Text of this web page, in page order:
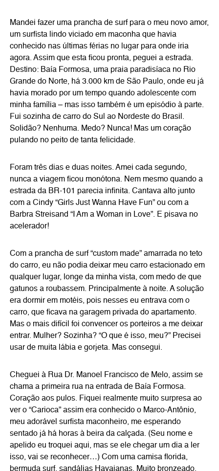
Mandei fazer uma prancha de surf para o meu novo amor,
um surfista lindo viciado em maconha que havia
conhecido nas últimas férias no lugar para onde iria
agora. Assim que esta ficou pronta, peguei a estrada.
Destino: Baía Formosa, uma praia paradisíaca no Rio
Grande do Norte, há 3.000 km de São Paulo, onde eu já
havia morado por um tempo quando adolescente com
minha família – mas isso também é um episódio à parte.
Fui sozinha de carro do Sul ao Nordeste do Brasil.
Solidão? Nenhuma. Medo? Nunca! Mas um coração
pulando no peito de tanta felicidade.
Foram três dias e duas noites. Amei cada segundo,
nunca a viagem ficou monótona. Nem mesmo quando a
estrada da BR-101 parecia infinita. Cantava alto junto
com a Cindy “Girls Just Wanna Have Fun” ou com a
Barbra Streisand “I Am a Woman in Love”. E pisava no
acelerador!
Com a prancha de surf “custom made” amarrada no teto
do carro, eu não podia deixar meu carro estacionado em
qualquer lugar, longe da minha vista, com medo de que
gatunos a roubassem. Principalmente à noite. A solução
era dormir em motéis, pois nesses eu entrava com o
carro, que ficava na garagem privada do apartamento.
Mas o mais difícil foi convencer os porteiros a me deixar
entrar. Mulher? Sozinha? “O que é isso, meu?” Precisei
usar de muita lábia e gorjeta. Mas consegui.
Cheguei à Rua Dr. Manoel Francisco de Melo, assim se
chama a primeira rua na entrada de Baía Formosa.
Coração aos pulos. Fiquei realmente muito surpresa ao
ver o “Carioca” assim era conhecido o Marco-Antônio,
meu adorável surfista maconheiro, me esperando
sentado já há horas à beira da calçada. (Seu nome e
apelido eu troquei aqui, mas se ele chegar um dia a ler
isso, vai se reconhecer…) Com uma camisa florida,
bermuda surf, sandálias Havaianas. Muito bronzeado,